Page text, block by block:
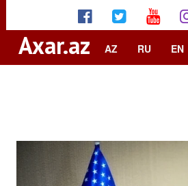
Axar.az AZ RU EN